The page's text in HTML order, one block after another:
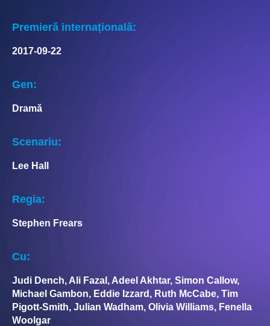
Premieră internațională:
2017-09-22
Gen:
Dramă
Scenariu:
Lee Hall
Regia:
Stephen Frears
Cu:
Judi Dench, Ali Fazal, Adeel Akhtar, Simon Callow,
Michael Gambon, Eddie Izzard, Ruth McCabe, Tim
Pigott-Smith, Julian Wadham, Olivia Williams, Fenella
Woolgar